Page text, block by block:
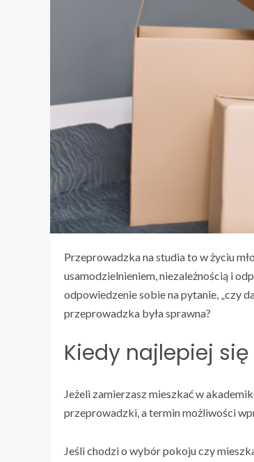
Przeprowadzka na studia to w życiu
usamodzielnieniem, niezależnością i
odpowiedzenie sobie na pytanie, „czy
przeprowadzka była sprawna?
Kiedy najlepiej
Jeżeli zamierzasz mieszkać w
przeprowadzki, a termin możliwości
Jeśli chodzi o wybór pokoju czy